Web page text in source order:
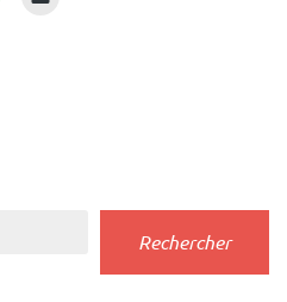
Rechercher